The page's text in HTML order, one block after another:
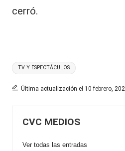
cerró.
Etiquetas:
TV Y ESPECTÁCULOS
Última actualización el 10 febrero,
CVC MEDIOS
Ver todas las entradas